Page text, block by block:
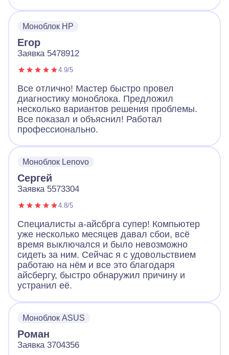
Моноблок HP
Егор
Заявка 5478912
4.9/5
Все отлично! Мастер быстро провел
диагностику моноблока. Предложил
несколько вариантов решения проблемы.
Все показал и объяснил! Работал
профессионально.
Моноблок Lenovo
Сергей
Заявка 5573304
4.8/5
Специалисты а-айсбрга супер! Компьютер
уже несколько месяцев давал сбои, всё
время выключался и было невозможно
сидеть за ним. Сейчас я с удовольствием
работаю на нём и все это благодаря
айсбергу, быстро обнаружил причину и
устранил её.
Моноблок ASUS
Роман
Заявка 3704356